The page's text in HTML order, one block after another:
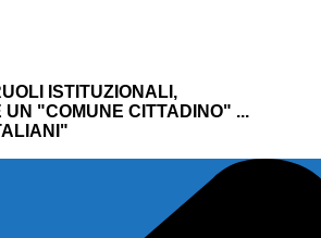
ISTITUZIONALI,
"COMUNE CITTADINO" ...